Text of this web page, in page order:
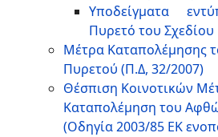
Υποδείγματα
Πυρετό του
Μέτρα Καταπολέμησης
Πυρετού (Π.Δ, 32/2007)
Θέσπιση Κοινοτικών
Καταπολέμηση του
(Οδηγία 2003/85 ΕΚ